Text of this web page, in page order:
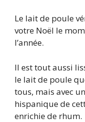
Le lait de poule
votre Noël le
l’année.
Il est tout aussi
le lait de poule
tous, mais avec
hispanique de
enrichie de rhum.